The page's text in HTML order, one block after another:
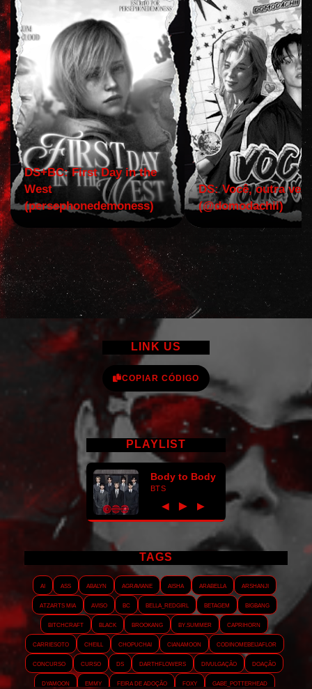
DS+BC: First Day in the
West
(persephonedemoness)
DS: Você, outra vez!
(@domodachii)
LINK US
COPIAR CÓDIGO
PLAYLIST
Body to Body
BTS
◀ ► ▶
TAGS
AI ASS Abalyn Agraviane Aisha Arabella
Arshanji
Atzarts Mia
Aviso BC Bella_RedGirl Betagem
Bigbang
Bitchcraft
Black Brookang By.summer
Caprihorn
Carriesoto
Cheill Chopuchai Cianamoon
Codinomebeijaflor
Concurso
Curso DS Darthflowers Divulgação
Doação
Dyamoon
Emmy Feira de adoção Foxy Gabe_Potterhead